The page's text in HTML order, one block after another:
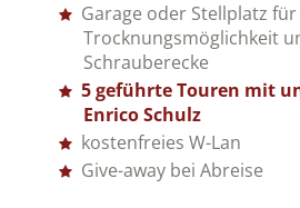
Garage oder Stellplatz
Trocknungsmöglichkeit
Schrauberecke
5 geführte Touren mit
Enrico Schulz
kostenfreies W-Lan
Give-away bei Abreise